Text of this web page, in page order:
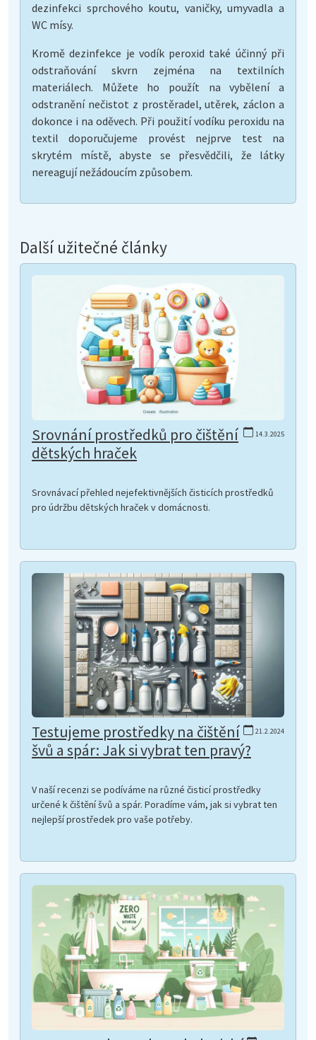
dezinfekci sprchového koutu, vaničky, umyvadla a
WC mísy.
Kromě dezinfekce je vodík peroxid také účinný při
odstraňování skvrn zejména na textilních
materiálech. Můžete ho použít na vybělení a
odstranění nečistot z prostěradel, utěrek, záclon a
dokonce i na oděvech. Při použití vodíku peroxidu na
textil doporučujeme provést nejprve test na
skrytém místě, abyste se přesvědčili, že látky
nereagují nežádoucím způsobem.
Další užitečné články
14.3.2025
Srovnání prostředků pro čištění
dětských hraček
Srovnávací přehled nejefektivnějších čisticích prostředků
pro údržbu dětských hraček v domácnosti.
21.2.2024
Testujeme prostředky na čištění
švů a spár: Jak si vybrat ten pravý?
V naší recenzi se podíváme na různé čisticí prostředky
určené k čištění švů a spár. Poradíme vám, jak si vybrat ten
nejlepší prostředek pro vaše potřeby.